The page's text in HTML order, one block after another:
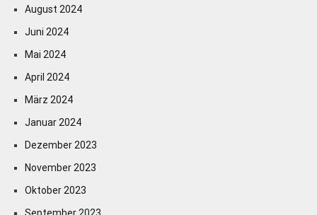
August 2024
Juni 2024
Mai 2024
April 2024
März 2024
Januar 2024
Dezember 2023
November 2023
Oktober 2023